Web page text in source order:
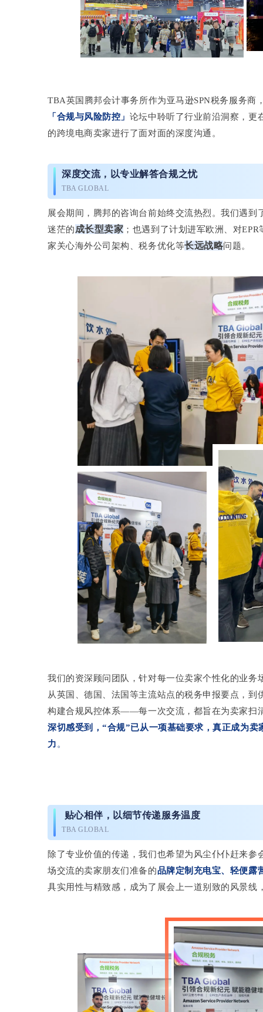
TBA英国腾邦会计事务所作为亚马逊SPN税务服务商
「合规与风险防控」 论坛中聆听了行业前沿洞察，更
的跨境电商卖家进行了面对面的深度沟通。
深度交流，以专业解答合规之忧
TBA GLOBAL
展会期间，腾邦的咨询台前始终交流热烈。我们遇
迷茫的成长型卖家 ；也遇到了计划进军欧洲、对
家关心海外公司架构、税务优化等长远战略问题。
我们的资深顾问团队，针对每一位卖家个性化的业
从英国、德国、法国等主流站点的税务申报要点，
构建合规风控体系——每一次交流，都旨在为卖家扫
深切感受到，“合规”已从一项基础要求，真正成为
力。
贴心相伴，以细节传递服务温度
TBA GLOBAL
除了专业价值的传递，我们也希望为风尘仆仆赶来
场交流的卖家朋友们准备的品牌定制充电宝、轻便露
具实用性与精致感，成为了展会上一道别致的风景线